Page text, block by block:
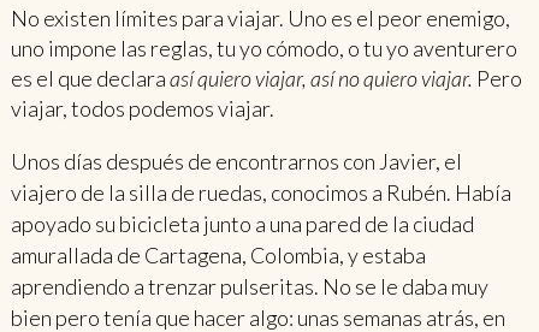
No existen límites para viajar. Uno es el peor enemigo,
uno impone las reglas, tu yo cómodo, o tu yo aventurero
es el que declaraasí quiero viajar, así no quiero viajar. Pero
viajar, todos podemos viajar.
Unos días después de encontrarnos con Javier, el
viajero de la silla de ruedas, conocimos a Rubén. Había
apoyado su bicicleta junto a una pared de la ciudad
amurallada de Cartagena, Colombia, y estaba
aprendiendo a trenzar pulseritas. No se le daba muy
bien pero tenía que hacer algo: unas semanas atrás, en